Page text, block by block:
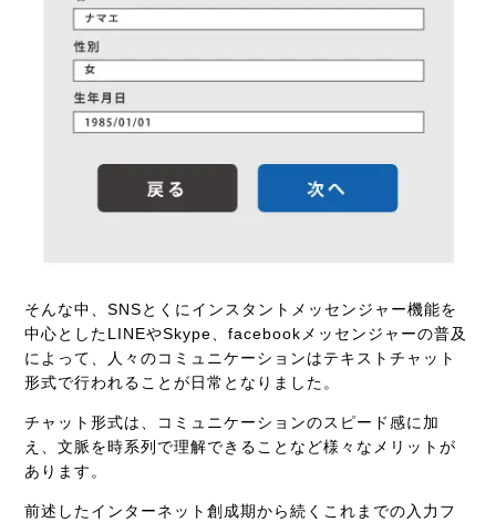
そんな中、SNSとくに インスタントメッセンジャー機能を
中心としたLINEやSkype、facebookメッセンジャーの普及
によって、人々のコミュニケーションはテキストチャット
形式で行われることが日常となりました。
チャット形式は、コミュニケーションのスピード感に加
え、文脈を時系列で理解できることなど様々なメリットが
あります。
前述したインターネット創成期から続くこれまでの入力フ